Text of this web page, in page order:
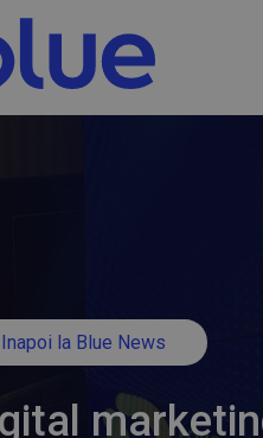
Inapoi la Blue News